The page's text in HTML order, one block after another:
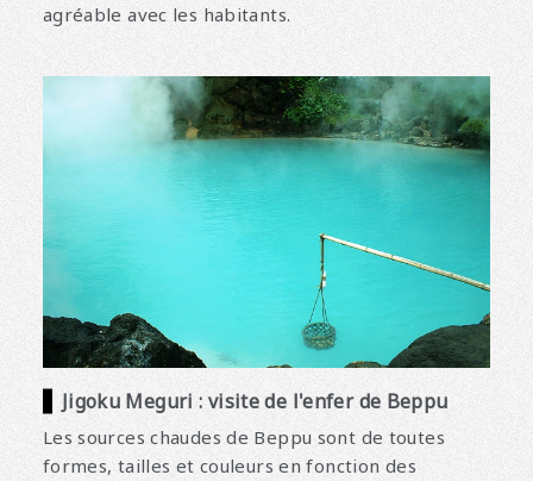
agréable avec les habitants.
Jigoku Meguri : visite de l'enfer de Beppu
Les sources chaudes de Beppu sont de toutes
formes, tailles et couleurs en fonction des